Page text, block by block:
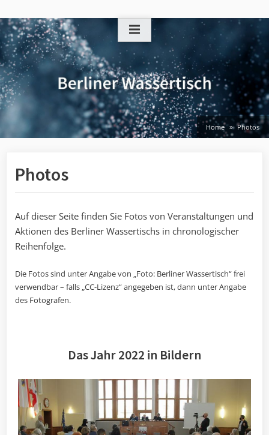
to
content
Home Photos
Photos
Auf dieser Seite finden Sie Fotos von Veranstaltungen und
Aktionen des Berliner Wassertischs in chronologischer
Reihenfolge.
Die Fotos sind unter Angabe von „Foto: Berliner Wassertisch“ frei
verwendbar – falls „CC-Lizenz“ angegeben ist, dann unter Angabe
des Fotografen.
Das Jahr 2022 in Bildern